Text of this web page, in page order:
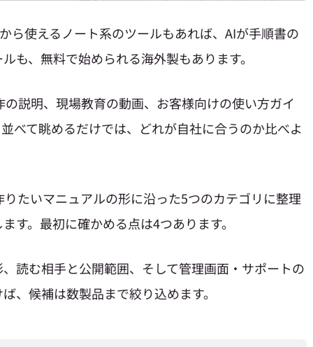
ら使えるノート系のツールもあれば、AIが手順書の
も、無料で始められる海外製もあります。
説明、現場教育の動画、お客様向けの使い方ガイ
べて眺めるだけでは、どれが自社に合うのか比べよ
たいマニュアルの形に沿った5つのカテゴリに整理
す。最初に確かめる点は4つあります。
読む相手と公開範囲、そして管理画面・サポートの
、候補は数製品まで絞り込めます。